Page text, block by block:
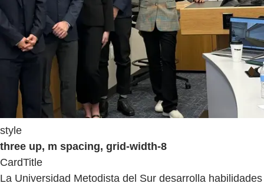
style
three up, m spacing, grid-width-8
CardTitle
La Universidad Metodista del Sur desarrolla habilidades